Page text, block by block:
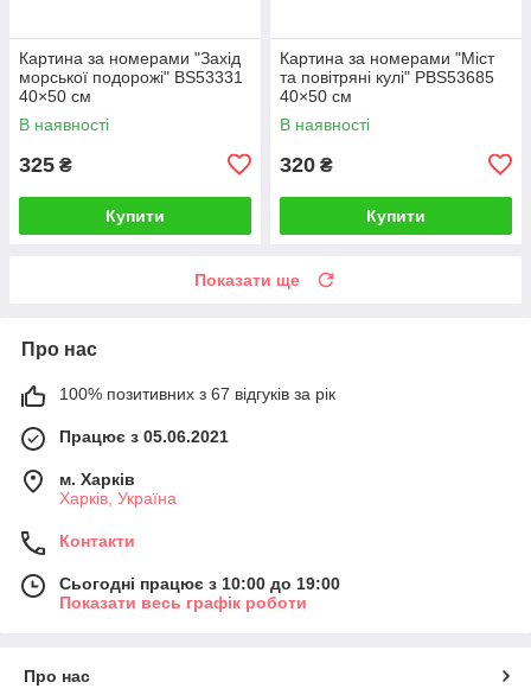
Картина за номерами "Захід
морської подорожі" BS53331
40×50 см
В наявності
325 ₴
Купити
Картина за номерами "Міст
та повітряні кулі" PBS53685
40×50 см
В наявності
320 ₴
Купити
Показати ще
Про нас
100% позитивних з 67 відгуків за рік
Працює з 05.06.2021
м. Харків
Харків, Україна
Контакти
Сьогодні працює з 10:00 до 19:00
Показати весь графік роботи
Про нас